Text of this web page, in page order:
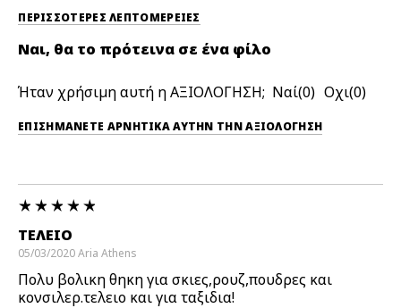
ΠΕΡΙΣΣΌΤΕΡΕΣ ΛΕΠΤΟΜΈΡΕΙΕΣ
Ναι, θα το πρότεινα σε ένα φίλο
Ήταν χρήσιμη αυτή η ΑΞΙΟΛΟΓΗΣΗ; 0 0
ΕΠΙΣΗΜΆΝΕΤΕ ΑΡΝΗΤΙΚΆ ΑΥΤΉΝ ΤΗΝ ΑΞΙΟΛΟΓΗΣΗ
ΤΕΛΕΙΟ
05/03/2020Aria Athens
Πολυ βολικη θηκη για σκιες,ρουζ,πουδρες και
κονσιλερ.τελειο και για ταξιδια!